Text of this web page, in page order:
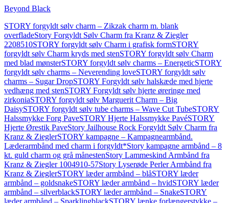
Beyond Black
STORY forgyldt sølv charm – Zikzak charm m. blank
overfladeStory Forgyldt Sølv Charm fra Kranz & Ziegler
2208510STORY forgyldt sølv Charm i grafisk formSTORY
forgyldt sølv Charm kryds med stenSTORY forgyldt sølv Charm
med blad mønsterSTORY forgyldt sølv charms – EnergeticSTORY
forgyldt sølv charms – Neverending loveSTORY forgyldt sølv
charms – Sugar DropSTORY Forgyldt sølv halskæde med hjerte
vedhæng med stenSTORY Forgyldt sølv hjerte øreringe med
zirkoniaSTORY forgyldt sølv Marguerit Charm – Big
DaisySTORY forgyldt sølv tube charms – Wave Cut TubeSTORY
Halssmykke Forg PaveSTORY Hjerte Halssmykke PavéSTORY
Hjerte Ørestik PaveStory Jailhouse Rock Forgyldt Sølv Charm fra
Kranz & ZieglerSTORY kampagne – Kampagnearmbånd.
Læderarmbånd med charm i forgyldt*Story kampagne armbånd – 8
kt. guld charm og grå månestenStory Lammeskind Armbånd fra
Kranz & Ziegler 1004910-57Story Lyserøde Perler Armbånd fra
Kranz & ZieglerSTORY læder armbånd – blåSTORY læder
armbånd – goldsnakeSTORY læder armbånd – hvidSTORY læder
armbånd – silverblackSTORY læder armbånd – SnakeSTORY
læder armbånd – SparklingblackSTORY lænke forlængerstykke –